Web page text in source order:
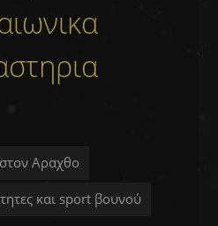
Αραχθο
και sport βουνού